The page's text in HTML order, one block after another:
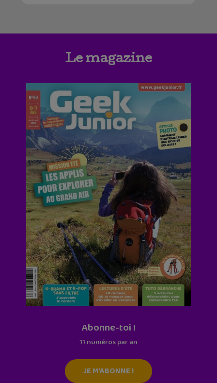
Le magazine
Abonne-toi !
11 numéros par an
JE M'ABONNE !